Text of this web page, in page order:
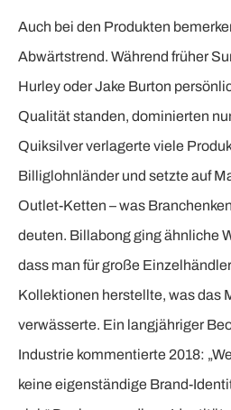
Auch bei den Produkten
Abwärtstrend. Während früher
Hurley oder Jake Burton
Qualität standen, dominierten
Quiksilver verlagerte viele
Billiglohnländer und setzte auf
Outlet-Ketten – was
deuten. Billabong ging ähnliche
dass man für große
Kollektionen herstellte, was das
verwässerte. Ein langjähriger
Industrie kommentierte 2018:
keine eigenständige Brand-